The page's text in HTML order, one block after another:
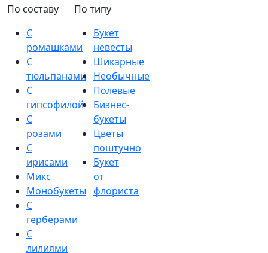
По составу
С
ромашками
С
тюльпанами
С
гипсофилой
С
розами
С
ирисами
Микс
Монобукеты
С
герберами
С
лилиями
По типу
Букет
невесты
Шикарные
Необычные
Полевые
Бизнес-
букеты
Цветы
поштучно
Букет
от
флориста